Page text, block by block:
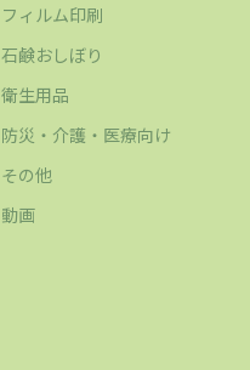
フィルム印刷
石鹸おしぼり
衛生用品
防災・介護・医療向け
その他
動画